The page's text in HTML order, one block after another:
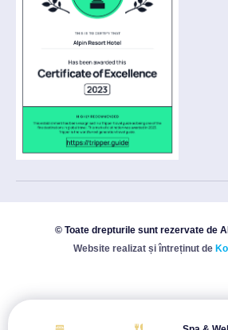
© Toate drepturile sunt rezervate de
Website realizat și întreținut de